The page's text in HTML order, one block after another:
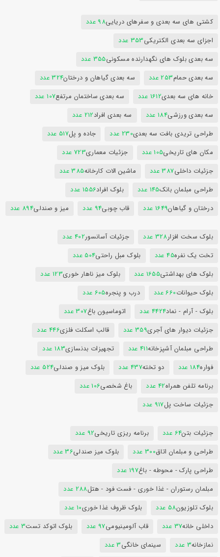
کشتی های سه بعدی و سفرهای دریایی98 عدد
اجزای سه بعدی الکتریکی353 عدد
سه بعدی بلوک های نگهدارنده مسکونی355 عدد
سه بعدی حمام253 عدد سه بعدی گیاهان و درختان324 عدد
خانه های سه بعدی1612 عدد سه بعدی ساختمان مرتفع107 عدد
سه بعدی ورزشی184 عدد سه بعدی افراد212 عدد
طراحی تریدی بافت سه بعدی230 عدد جاده و پل517 عدد
مکان های تاریخی105 عدد جزئیات معماری723 عدد
جزئیات داخلی387 عدد ماشین الات کارخانه385 عدد
طراحی مبلمان بانک145 عدد بلوک افراد1556 عدد
درختان و گیاهان1649 عدد قاب چوبی94 عدد میز و صندلی894 عدد
بلوک سخت افزار328 عدد جزئیات آسانسور402 عدد
تخت یک نفره45 عدد بلوک مبل راحتی504 عدد
بلوک های بهداشتی1655 عدد بلوک میز ناهار خوری123 عدد
بلوک حیوانات660 عدد درب و پنجره605 عدد
بلوک - آرام - نماد4424 عدد اتوماسیون باغ307 عدد
جزئیات دیوار های آجری359 عدد قالب اسکلت فلزی446 عدد
طراحی مبلمان آشپزخانه411 عدد تجهیزات بدنسازی183 عدد
فواره184 عدد دو تخته437 عدد بلوک میز و صندلی524 عدد
برنامه تلفن همراه42 عدد باغ شخصی106 عدد
جزئیات ساخت پل917 عدد
جزئیات بتن64 عدد برنامه ریزی تاریخی92 عدد
طراحی و مبلمان اتاق300 عدد بلوک میز صندلی36 عدد
طراحی پارک - محوطه - باغ197 عدد
مبلمان رستوران - غذا خوری - فست فود - هتل288 عدد
بلوک تلوزیون58 عدد بلوک ظروف غذا خوری10 عدد
داخلی خانه37 عدد قاب آلومینیومی97 عدد بلوک اتوکد تست3 عدد
نمازخانه3 عدد سینمای خانگی3 عدد